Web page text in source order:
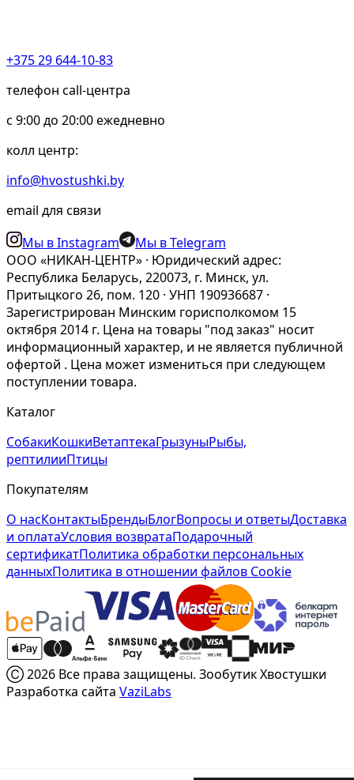
+375 29 644-10-83
телефон call-центра
c 9:00 до 20:00 ежедневно
колл центр:
info@hvostushki.by
email для связи
Мы в Instagram
Мы в Telegram
ООО «НИКАН-ЦЕНТР» · Юридический адрес:
Республика Беларусь, 220073, г. Минск, ул.
Притыцкого 26, пом. 120 · УНП 190936687 ·
Зарегистрирован Минским горисполкомом 15
октября 2014 г. Цена на товары "под заказ" носит
информационный характер, и не является публичной
офертой . Цена может измениться при следующем
поступлении товара.
Каталог
СобакиКошкиВетаптекаГрызуныРыбы,
рептилииПтицы
Покупателям
О насКонтактыБрендыБлогВопросы и ответыДоставка
и оплатаУсловия возвратаПодарочный
сертификатПолитика обработки персональных
данныхПолитика в отношении файлов Cookie
Ⓒ 2026 Все права защищены. Зообутик Хвостушки
Разработка сайта VaziLabs